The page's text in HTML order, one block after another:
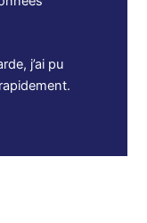
j’ai pu